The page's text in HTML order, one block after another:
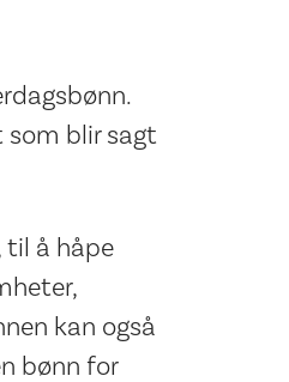
som blir sagt
til å håpe
kan også
bønn for